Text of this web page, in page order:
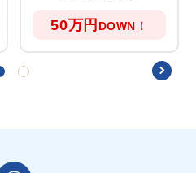
50万円 DOWN！